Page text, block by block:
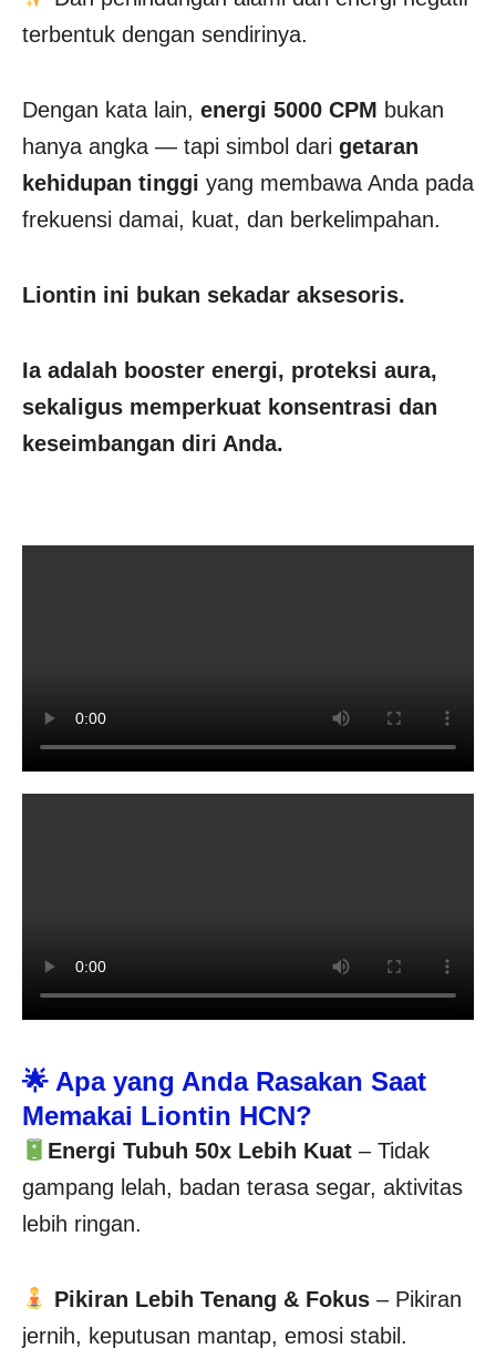
terbentuk dengan sendirinya.
Dengan kata lain, energi 5000 CPM bukan
hanya angka — tapi simbol dari getaran
kehidupan tinggi yang membawa Anda pada
frekuensi damai, kuat, dan berkelimpahan.
Liontin ini bukan sekadar aksesoris.
Ia adalah booster energi, proteksi aura,
sekaligus memperkuat konsentrasi dan
keseimbangan diri Anda.
🌟 Apa yang Anda Rasakan Saat
Memakai Liontin HCN?
Energi Tubuh 50x Lebih Kuat– Tidak
gampang lelah, badan terasa segar, aktivitas
lebih ringan.
Pikiran Lebih Tenang & Fokus– Pikiran
jernih, keputusan mantap, emosi stabil.